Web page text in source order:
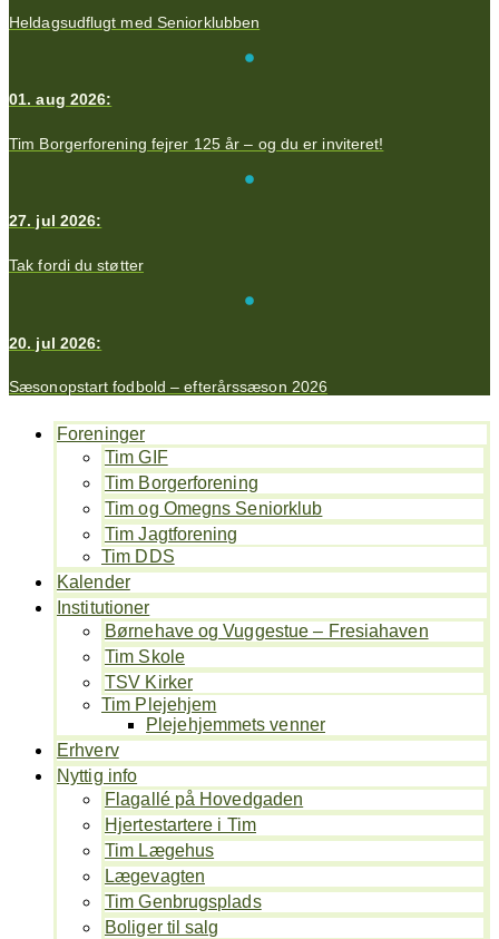
Heldagsudflugt med Seniorklubben
01. aug 2026:
Tim Borgerforening fejrer 125 år – og du er inviteret!
27. jul 2026:
Tak fordi du støtter
20. jul 2026:
Sæsonopstart fodbold – efterårssæson 2026
Foreninger
Tim GIF
Tim Borgerforening
Tim og Omegns Seniorklub
Tim Jagtforening
Tim DDS
Kalender
Institutioner
Børnehave og Vuggestue – Fresiahaven
Tim Skole
TSV Kirker
Tim Plejehjem
Plejehjemmets venner
Erhverv
Nyttig info
Flagallé på Hovedgaden
Hjertestartere i Tim
Tim Lægehus
Lægevagten
Tim Genbrugsplads
Boliger til salg